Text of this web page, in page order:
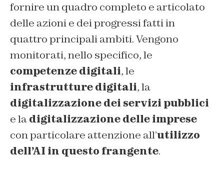
fornire un quadro completo e articolato
delle azioni e dei progressi fatti in
quattro principali ambiti. Vengono
monitorati, nello specifico, le
competenze digitali, le
infrastrutture digitali, la
digitalizzazione dei servizi pubblici
e ladigitalizzazione delle imprese
con particolare attenzione all’utilizzo
dell’AI in questo frangente.